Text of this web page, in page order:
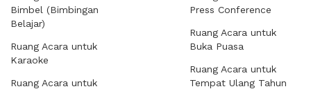
Bimbel (Bimbingan
Belajar)
Ruang Acara untuk
Karaoke
Ruang Acara untuk
Press Conference
Ruang Acara untuk
Buka Puasa
Ruang Acara untuk
Tempat Ulang Tahun